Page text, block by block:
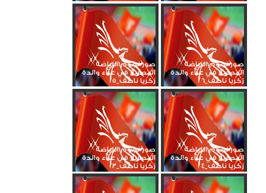
صور نجوم الرياضة
المصرية في عزاء والدة
زكريا ناصف_6
صور نجوم الرياضة
المصرية في عزاء والدة
زكريا ناصف_5
صور نجوم الرياضة
المصرية في عزاء والدة
زكريا ناصف_4
صور نجوم الرياضة
المصرية في عزاء والدة
زكريا ناصف_3